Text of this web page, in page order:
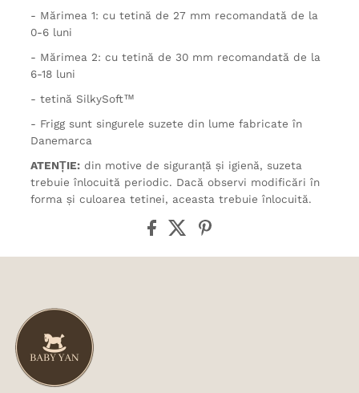
- Mărimea 1: cu tetină de 27 mm recomandată de la
0-6 luni
- Mărimea 2: cu tetină de 30 mm recomandată de la
6-18 luni
- tetină SilkySoft™
- Frigg sunt singurele suzete din lume fabricate în
Danemarca
ATENȚIE: din motive de siguranță și igienă, suzeta
trebuie înlocuită periodic. Dacă observi modificări în
forma și culoarea tetinei, aceasta trebuie înlocuită.